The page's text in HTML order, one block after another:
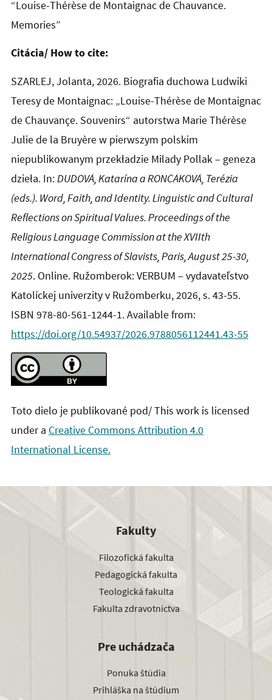
“Louise-Thérèse de Montaignac de Chauvance.
Memories”
Citácia/ How to cite:
SZARLEJ, Jolanta, 2026. Biografia duchowa Ludwiki
Teresy de Montaignac: „Louise-Thérèse de Montaignac
de Chauvançe. Souvenirs“ autorstwa Marie Thérèse
Julie de la Bruyère w pierwszym polskim
niepublikowanym przekładzie Milady Pollak – geneza
dzieła. In:DUDOVÁ, Katarína a RONČÁKOVÁ, Terézia
(eds.). Word, Faith, andIdentity. Linguistic and Cultural
Reflections on Spiritual Values. Proceedings of the
Religious Language CommissionattheXVIIth
International Congress of Slavists, Paris, August 25-30,
2025. Online. Ružomberok: VERBUM – vydavateľstvo
Katolíckej univerzity v Ružomberku, 2026, s. 43-55.
ISBN 978-80-561-1244-1. Available from:
https://doi.org/10.54937/2026.9788056112441.43-55
Toto dielo je publikované pod/ This work is licensed
under a Creative Commons Attribution 4.0
International License.
Fakulty
Filozofická fakulta
Pedagogická fakulta
Teologická fakulta
Fakulta zdravotníctva
Pre uchádzača
Ponuka štúdia
Prihláška na štúdium